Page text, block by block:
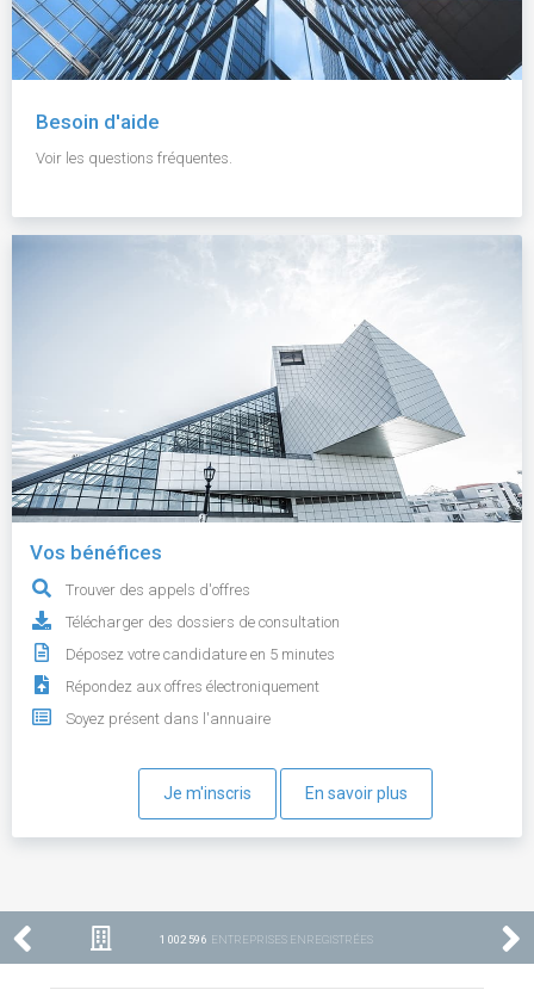
Besoin d'aide
Voir les questions fréquentes.
Vos bénéfices
Trouver des appels d'offres
Télécharger des dossiers de consultation
Déposez votre candidature en 5 minutes
Répondez aux offres électroniquement
Soyez présent dans l'annuaire
Je m'inscris En savoir plus
1 002 596 ENTREPRISES ENREGISTRÉES